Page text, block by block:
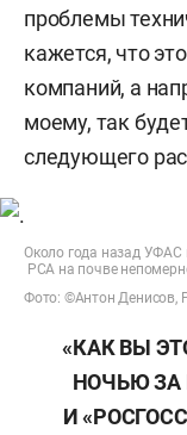
проблемы
кажется, что
компаний, а
моему, так
следующего
Около года назад УФАС
РСА на почве
Фото: ©Антон Денисов,
«КАК ВЫ
НОЧЬЮ ЗА
И